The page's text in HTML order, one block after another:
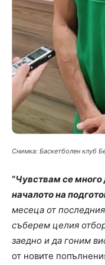
Снимка: Баскетболен клуб
“Чувствам се
началото на
месеца от
съберем целия
заедно и да гоним
от новите